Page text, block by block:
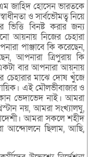
জাহিদ হোসেন ভারতকে
ও সার্বভৌমত্ব নিয়ে
ভিত্তি বিনষ্ট করার জন্য
আয়নায় নিজের চেহারা
পাঞ্জাবে কি করেছেন,
আপনারা ত্রিপুরায় কি
বার আপনারা আয়নায়
চেহারার মাঝে দোষ খুঁজে
এই মৌলভীবাজার ও
ভেদাভেদ নাই। আমরা
নয়, আমরা সংখ্যালঘু,
আমরা সকলে শহীদ
আন্দোলনে ছিলাম, আছি,